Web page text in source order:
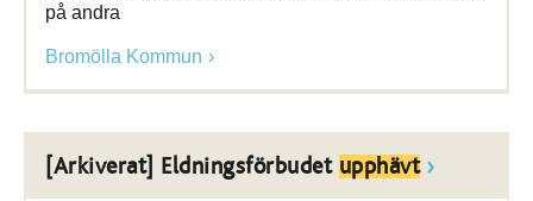
på andra
Bromölla Kommun
[Arkiverat] Eldningsförbudet upphävt